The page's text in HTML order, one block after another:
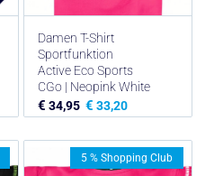
Damen T-Shirt
Sportfunktion
Active Eco Sports
CGo | Neopink White
€ 34,95 € 33,20
5 % Shopping Club